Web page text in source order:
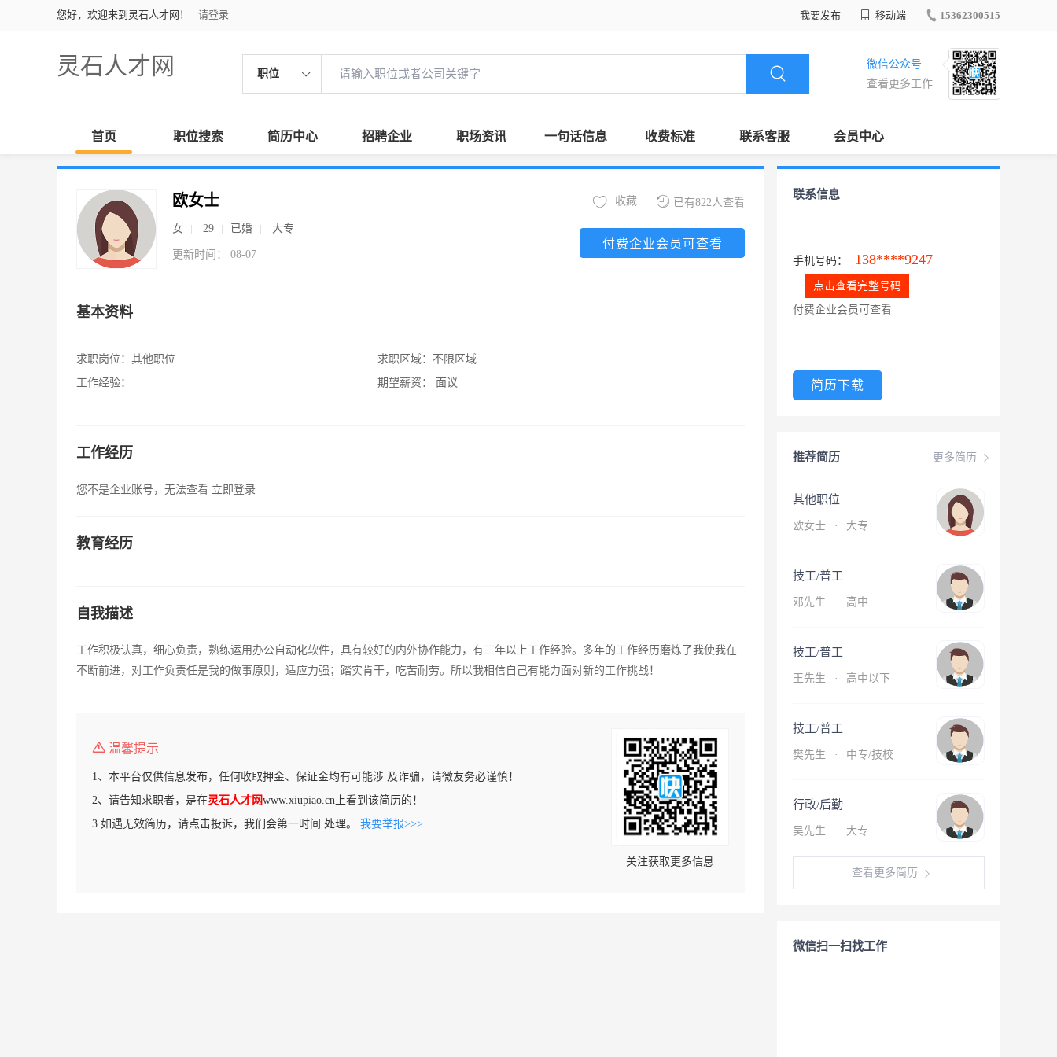
您好，欢迎来到灵石人才网！ 请登录 我要发布 移动端 15362300515
灵石人才网 职位
微信公众号
查看更多工作
首页 职位搜索 简历中心 招聘企业 职场资讯 一句话信息 收费标准 联系客服 会员中心
欧女士
女 29 已婚 大专
更新时间： 08-07
已有822人查看
收藏
付费企业会员可查看
基本资料
求职岗位： 其他职位
工作经验：
求职区域： 不限区域
期望薪资：
面议
工作经历
您不是企业账号，无法查看 立即登录
教育经历
自我描述
工作积极认真，细心负责，熟练运用办公自动化软件，具有较好的内外协作能力，有三年以上工作经验。多年的工作经历磨炼了我使我在
不断前进，对工作负责任是我的做事原则，适应力强；踏实肯干，吃苦耐劳。所以我相信自己有能力面对新的工作挑战！
温馨提示
1、本平台仅供信息发布，任何收取押金、保证金均有可能涉 及诈骗，请微友务必谨慎！
2、请告知求职者，是在灵石人才网www.xiupiao.cn上看到该简历的！
3.如遇无效简历，请点击投诉，我们会第一时间 处理。 我要举报>>>
关注获取更多信息
联系信息
手机号码： 138****9247
点击查看完整号码
付费企业会员可查看
简历下载
更多简历
推荐简历
其他职位
欧女士 · 大专
技工/普工
邓先生 · 高中
技工/普工
王先生 · 高中以下
技工/普工
樊先生 · 中专/技校
行政/后勤
吴先生 · 大专
查看更多简历
微信扫一扫找工作